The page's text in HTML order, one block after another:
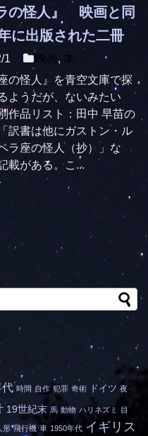
の怪人』 映画と同
に出版された二冊
1 映画, 本
の怪人』を青空文庫で探
ようだが、ないみたい
作品リスト：田中 早苗の
訳書は他にガストン・ル
ラ座の怪人（抄）」な
載がある。こ...
代 時間 自作 犯罪 奇術 ドイツ 夜
19世紀末 馬 動物 ハリネズミ 目
形 飛行機 車 1950年代 イギリス